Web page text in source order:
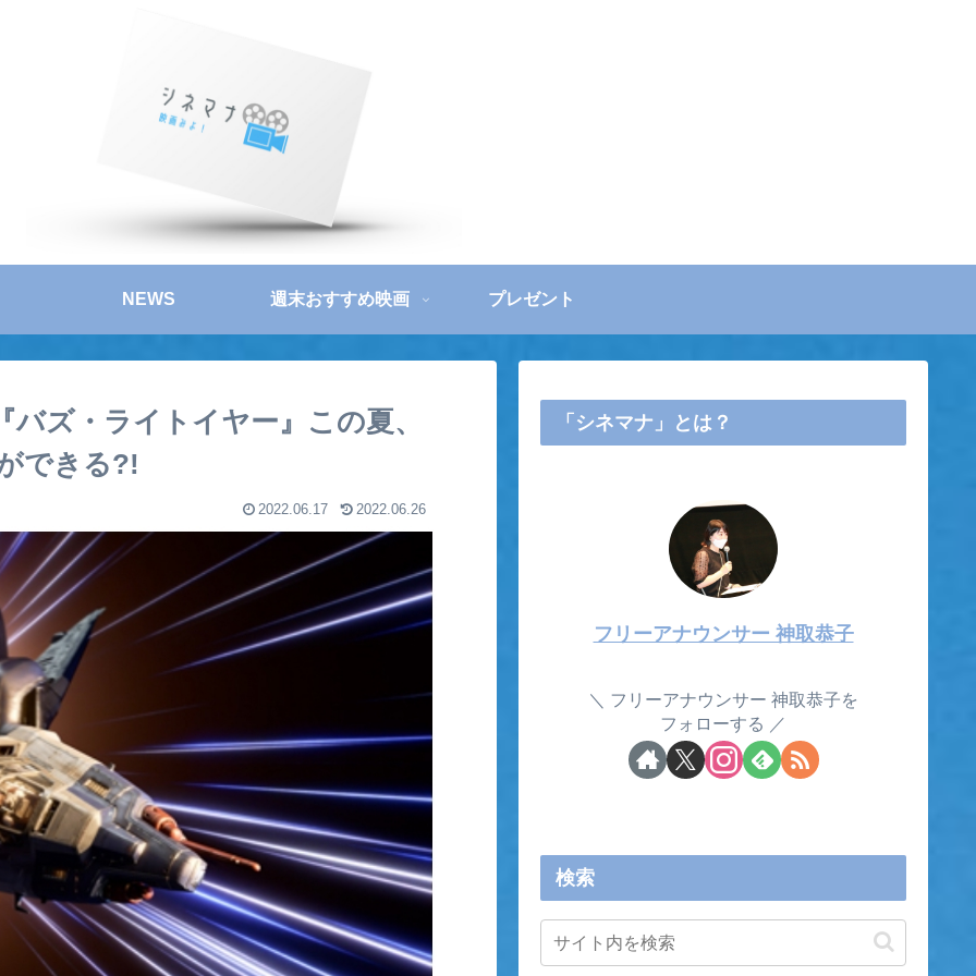
NEWS 週末おすすめ映画 プレゼント
ズ・ライトイヤー』この夏、
できる?!
2022.06.17 2022.06.26
「シネマナ」とは？
フリーアナウンサー 神取恭子
フリーアナウンサー 神取恭子を
フォローする
検索